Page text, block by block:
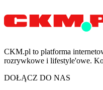
CKM.pl to platforma
rozrywkowe i lifestyle'owe.
DOŁĄCZ DO NAS